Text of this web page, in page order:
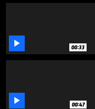
 00:33
 00:47